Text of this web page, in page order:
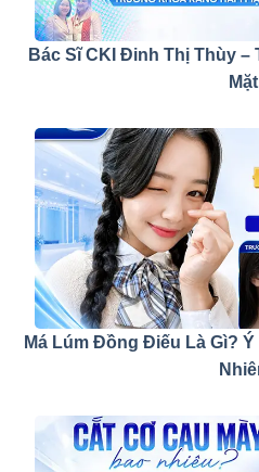
Bác Sĩ CKI Đinh Thị Thùy
Mặt
Má Lúm Đồng Điếu Là Gì?